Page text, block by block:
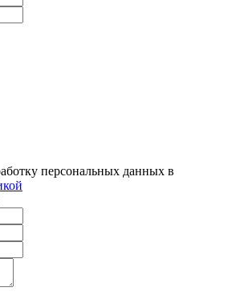
персональных данных в